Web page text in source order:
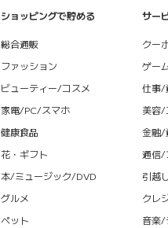
ショッピングで貯める
総合通販
ファッション
ビューティー/コスメ
家電/PC/スマホ
健康食品
花・ギフト
本/ミュージック/DVD
グルメ
ペット
サー
クー
ゲー
仕事/
美容/
金融/
通信/
引越
クレ
音楽/